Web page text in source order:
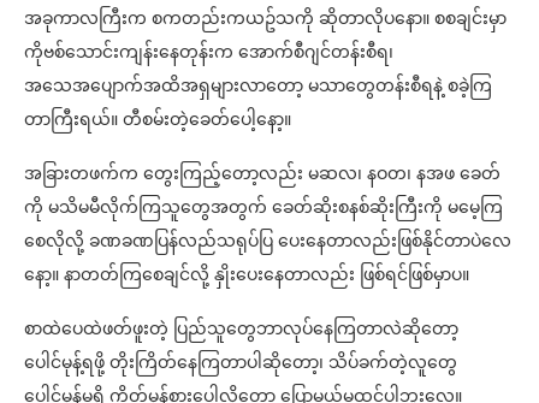
အခုကာလကြီးက စကတည်းကယဥ်သကို ဆိုတာလိုပနော။ စစချင်းမှာ
ကိုဗစ်သောင်းကျန်းနေတုန်းက အောက်စီဂျင်တန်းစီရ၊
အသေအပျောက်အထိအရှများလာတော့ မသာတွေတန်းစီရနဲ့ စခဲ့ကြ
တာကြီးရယ်။ တီစမ်းတဲ့ခေတ်ပေါ့နော့။
အခြားတဖက်က တွေးကြည့်တော့လည်း မဆလ၊ နဝတ၊ နအဖ ခေတ်
ကို မသိမမီလိုက်ကြသူတွေအတွက် ခေတ်ဆိုးစနစ်ဆိုးကြီးကို မမေ့ကြ
စေလိုလို့ ခဏခဏပြန်လည်သရုပ်ပြ ပေးနေတာလည်းဖြစ်နိုင်တာပဲလေ
နော့။ နာတတ်ကြစေချင်လို့ နှိုးပေးနေတာလည်း ဖြစ်ရင်ဖြစ်မှာပ။
စာထဲပေထဲဖတ်ဖူးတဲ့ ပြည်သူတွေဘာလုပ်နေကြတာလဲဆိုတော့
ပေါင်မုန့်ရဖို့ တိုးကြိတ်နေကြတာပါဆိုတော့၊ သိပ်ခက်တဲ့လူတွေ
ပေါင်မုန့်မရှိ ကိတ်မုန့်စားပေါ့လို့တော့ ပြောမယ်မထင်ပါဘူးလေ။